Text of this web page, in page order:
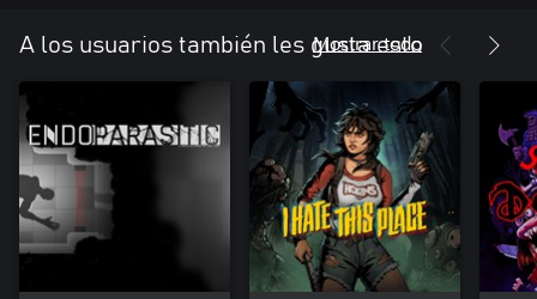
A los usuarios también les gusta esto
Mostrar todo